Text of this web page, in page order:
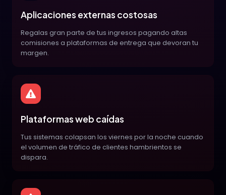
Aplicaciones externas costosas
Regalas gran parte de tus ingresos pagando altas
comisiones a plataformas de entrega que devoran tu
margen.
Plataformas web caídas
Tus sistemas colapsan los viernes por la noche cuando
el volumen de tráfico de clientes hambrientos se
dispara.